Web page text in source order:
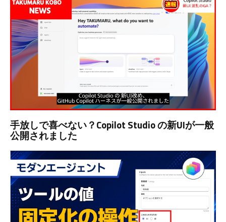
手放しで喜べない？Copilot Studio の新UIが一般
公開されました